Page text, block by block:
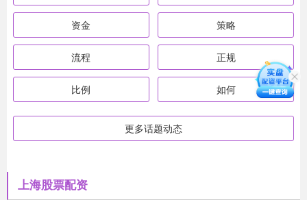
资金 策略
流程 正规
比例 如何
更多话题动态
上海股票配资